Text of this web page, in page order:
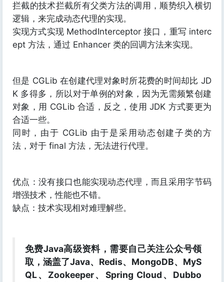
拦截的技术拦截所有父类方法的调用，顺势织入横切
逻辑，来完成动态代理的实现。
实现方式实现 MethodInterceptor 接口，重写 interc
ept 方法，通过 Enhancer 类的回调方法来实现。
但是 CGLib 在创建代理对象时所花费的时间却比 JD
K 多得多，所以对于单例的对象，因为无需频繁创建
对象，用 CGLib 合适，反之，使用 JDK 方式要更为
合适一些。
同时，由于 CGLib 由于是采用动态创建子类的方
法，对于 final 方法，无法进行代理。
优点：没有接口也能实现动态代理，而且采用字节码
增强技术，性能也不错。
缺点：技术实现相对难理解些。
免费Java高级资料，需要自己关注公众号领
取，涵盖了Java、Redis、MongoDB、MyS
QL、Zookeeper、Spring Cloud、Dubbo